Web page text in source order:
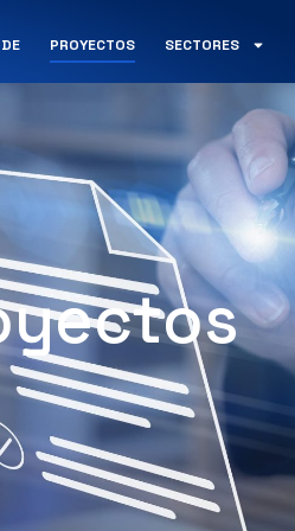
PROYECTOS SECTORES